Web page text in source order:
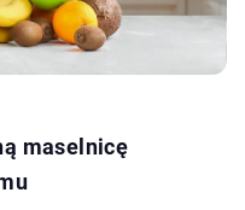
maselnicę